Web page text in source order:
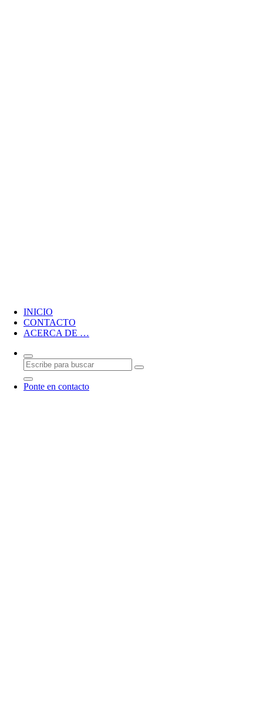
INICIO
CONTACTO
ACERCA DE …
Ponte en contacto